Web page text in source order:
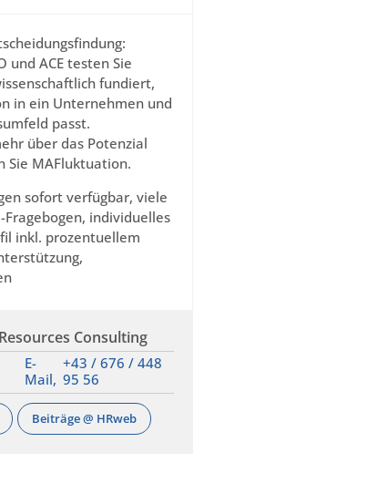
und ACE testen Sie
fundiert,
in ein Unternehmen und
passt.
über das Potenzial
Sie MAFluktuation.
sofort verfügbar, viele
Fragebogen, individuelles
inkl. prozentuellem
Consulting
E-
Mail,
+43 / 676 / 448
95 56
Beiträge @ HRweb